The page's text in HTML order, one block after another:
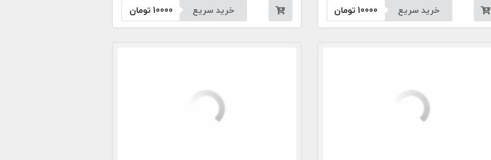
خرید سریع 10000تومان خرید سریع 10000 تومان